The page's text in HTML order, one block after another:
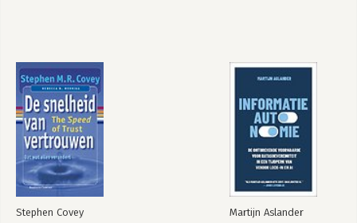
Stephen Covey Martijn Aslander